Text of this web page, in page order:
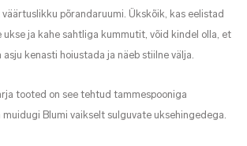
põrandaruumi. Ükskõik, kas eelistad
ukse ja kahe sahtliga kummutit, võid kindel olla, et
asju kenasti hoiustada ja näeb stiilne välja.
tooted on see tehtud tammespooniga
muidugi Blumi vaikselt sulguvate uksehingedega.